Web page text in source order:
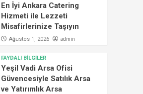
En İyi Ankara Catering
Hizmeti ile Lezzeti
Misafirlerinize Taşıyın
Ağustos 1, 2026 admin
FAYDALI BİLGİLER
Yeşil Vadi Arsa Ofisi
Güvencesiyle Satılık Arsa
ve Yatırımlık Arsa